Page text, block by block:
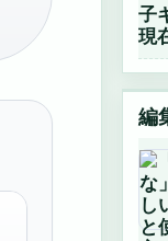
子
現
編